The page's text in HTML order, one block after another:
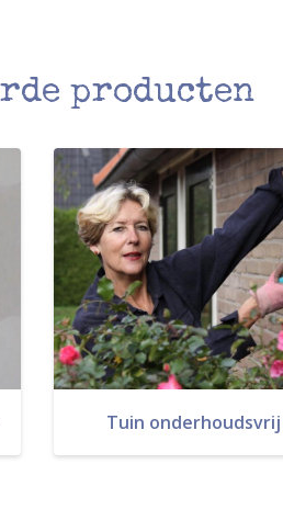
producten
Tuin